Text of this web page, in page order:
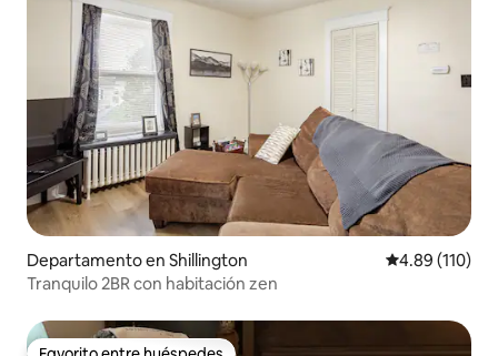
Departamento en Shillington Calificación
4.89 (110)
Tranquilo 2BR con habitación zen